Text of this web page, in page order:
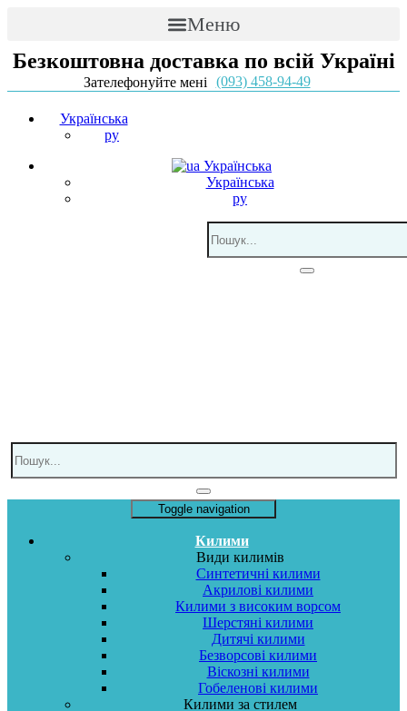
Меню
Безкоштовна доставка по всій Україні
Зателефонуйте мені (093) 458-94-49
Українська
ру
Українська
Українська
ру
Toggle navigation
Килими
Види килимів
Синтетичні килими
Акрилові килими
Килими з високим ворсом
Шерстяні килими
Дитячі килими
Безворсові килими
Віскозні килими
Гобеленові килими
Килими за стилем